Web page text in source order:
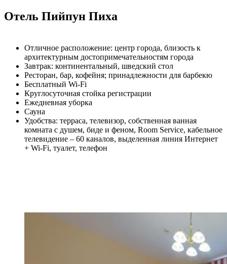
Отель Пийпун Пиха
Отличное расположение: центр города, близость к
архитектурным достопримечательностям города
Завтрак: континентальный, шведский стол
Ресторан, бар, кофейня; принадлежности для барбекю
Бесплатный Wi-Fi
Круглосуточная стойка регистрации
Ежедневная уборка
Сауна
Удобства: терраса, телевизор, собственная ванная
комната с душем, биде и феном, Room Service, кабельное
телевидение – 60 каналов, выделенная линия Интернет
+ Wi-Fi, туалет, телефон